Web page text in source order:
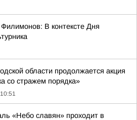
Филимонов: В контексте Дня
области продолжается акция
со стражем порядка»
10:51
«Небо славян» проходит в